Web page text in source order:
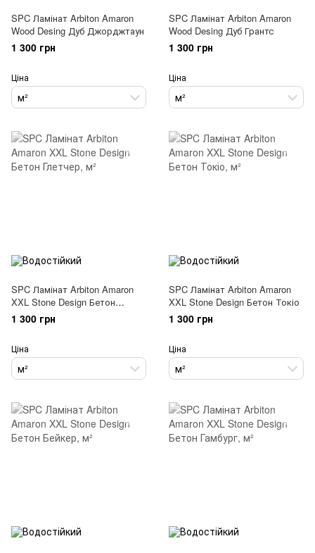
SPC Ламінат Arbiton Amaron
Wood Desing Дуб Джорджтаун
1 300 грн
Ціна
м²
SPC Ламінат Arbiton Amaron
Wood Desing Дуб Грантс
1 300 грн
Ціна
м²
SPC Ламінат Arbiton Amaron
XXL Stone Design Бетон
Глетчер
1 300 грн
Ціна
м²
SPC Ламінат Arbiton Amaron
XXL Stone Design Бетон Токіо
1 300 грн
Ціна
м²